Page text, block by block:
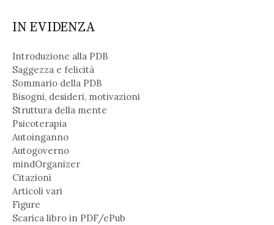
IN EVIDENZA
Introduzione alla PDB
Saggezza e felicità
Sommario della PDB
Bisogni, desideri, motivazioni
Struttura della mente
Psicoterapia
Autoinganno
Autogoverno
mindOrganizer
Citazioni
Articoli vari
Figure
Scarica libro in PDF/ePub